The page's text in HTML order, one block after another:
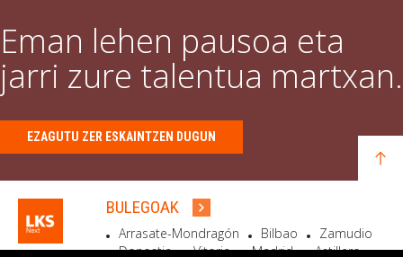
Eman lehen pausoa eta
jarri zure talentua martxan.
EZAGUTU ZER ESKAINTZEN DUGUN
BULEGOAK
Arrasate-Mondragón Bilbao
Zamudio
Donostia
Vitoria Madrid Astillero